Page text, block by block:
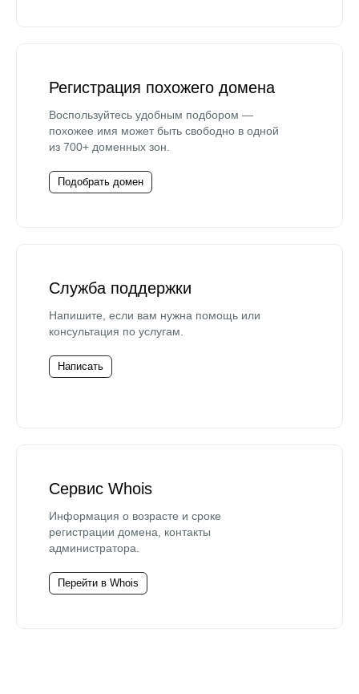
Регистрация похожего домена
Воспользуйтесь удобным подбором —
похожее имя может быть свободно в одной
из 700+ доменных зон.
Подобрать домен
Служба поддержки
Напишите, если вам нужна помощь или
консультация по услугам.
Написать
Сервис Whois
Информация о возрасте и сроке
регистрации домена, контакты
администратора.
Перейти в Whois